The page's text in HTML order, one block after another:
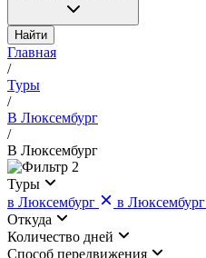
Найти
Главная
/
Туры
/
В Люксембург
/
В Люксембург
2
Туры
в Люксембург
в Люксембург
Откуда
Количество дней
Cпособ передвижения